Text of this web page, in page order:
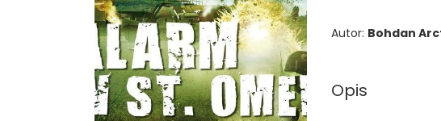
Autor: Bohdan
Opis